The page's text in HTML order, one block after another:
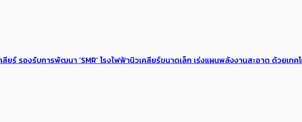
ยร์ รองรับการพัฒนา​ ‘SMR’ โรงไฟฟ้านิวเคลียร์ขนาดเล็ก เร่งแผนพ​ลังงานสะอาด ด้วยเ